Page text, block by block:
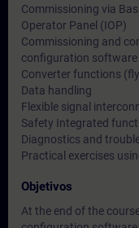
Commissioning via
Operator Panel (IOP)
Commissioning and
configuration software
Converter functions
Data handling
Flexible signal
Safety Integrated
Diagnostics and
Practical exercises
Objetivos
At the end of the